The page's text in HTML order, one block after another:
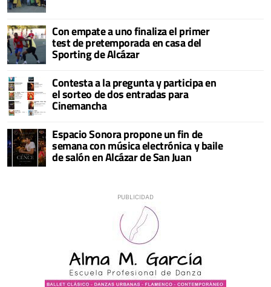
Con empate a uno finaliza el primer
test de pretemporada en casa del
Sporting de Alcázar
Contesta a la pregunta y participa en
el sorteo de dos entradas para
Cinemancha
Espacio Sonora propone un fin de
semana con música electrónica y baile
de salón en Alcázar de San Juan